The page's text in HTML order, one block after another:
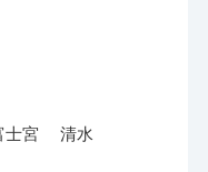
士宮 清水